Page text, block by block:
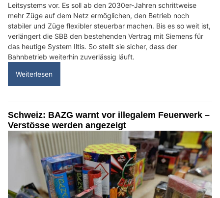
Leitsystems vor. Es soll ab den 2030er-Jahren schrittweise
mehr Züge auf dem Netz ermöglichen, den Betrieb noch
stabiler und Züge flexibler steuerbar machen. Bis es so weit ist,
verlängert die SBB den bestehenden Vertrag mit Siemens für
das heutige System Iltis. So stellt sie sicher, dass der
Bahnbetrieb weiterhin zuverlässig läuft.
Weiterlesen
Schweiz: BAZG warnt vor illegalem Feuerwerk –
Verstösse werden angezeigt